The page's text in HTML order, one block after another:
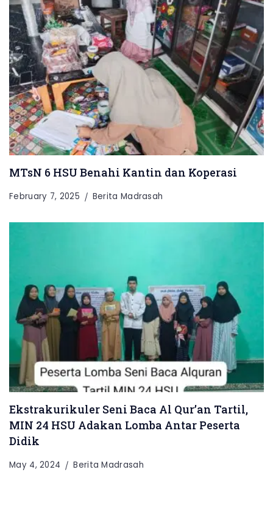
MTsN 6 HSU Benahi Kantin dan Koperasi
February 7, 2025 Berita Madrasah
Ekstrakurikuler Seni Baca Al Qur’an Tartil,
MIN 24 HSU Adakan Lomba Antar Peserta
Didik
May 4, 2024 Berita Madrasah